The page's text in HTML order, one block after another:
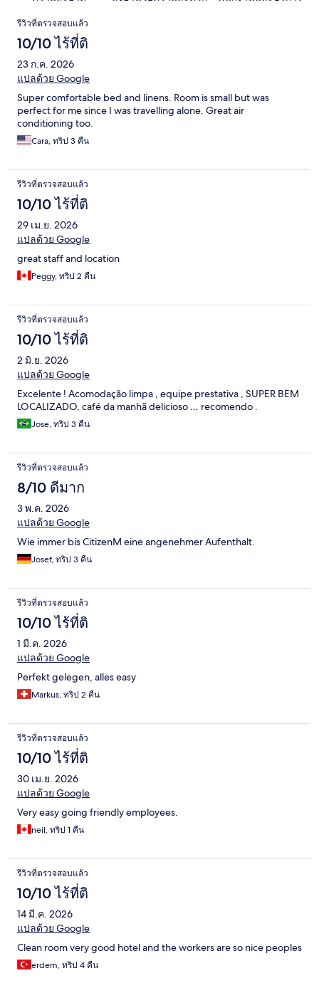
รีวิว
รีวิวที่ตรวจสอบแล้ว
10/10 ไร้ที่ติ
23 ก.ค. 2026
แปลด้วย Google
Super comfortable bed and linens. Room is small but was
perfect for me since I was travelling alone. Great air
conditioning too.
Cara, ทริป 3 คืน
รีวิวที่ตรวจสอบแล้ว
10/10 ไร้ที่ติ
29 เม.ย. 2026
แปลด้วย Google
great staff and location
Peggy, ทริป 2 คืน
รีวิวที่ตรวจสอบแล้ว
10/10 ไร้ที่ติ
2 มิ.ย. 2026
แปลด้วย Google
Excelente ! Acomodação limpa , equipe prestativa , SUPER BEM
LOCALIZADO, café da manhã delicioso … recomendo .
Jose, ทริป 3 คืน
รีวิวที่ตรวจสอบแล้ว
8/10 ดีมาก
3 พ.ค. 2026
แปลด้วย Google
Wie immer bis CitizenM eine angenehmer Aufenthalt.
Josef, ทริป 3 คืน
รีวิวที่ตรวจสอบแล้ว
10/10 ไร้ที่ติ
1 มี.ค. 2026
แปลด้วย Google
Perfekt gelegen, alles easy
Markus, ทริป 2 คืน
รีวิวที่ตรวจสอบแล้ว
10/10 ไร้ที่ติ
30 เม.ย. 2026
แปลด้วย Google
Very easy going friendly employees.
neil, ทริป 1 คืน
รีวิวที่ตรวจสอบแล้ว
10/10 ไร้ที่ติ
14 มี.ค. 2026
แปลด้วย Google
Clean room very good hotel and the workers are so nice peoples
erdem, ทริป 4 คืน